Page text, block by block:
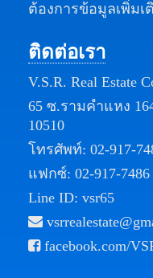
ต้องการข้อมูลเพิ่มเ
ติดต่อเรา
V.S.R. Real Estate
65 ซ.รามคำแหง
10510
โทรศัพท์: 02-917-
แฟกซ์: 02-917-7486
Line ID: vsr65
facebook.com/